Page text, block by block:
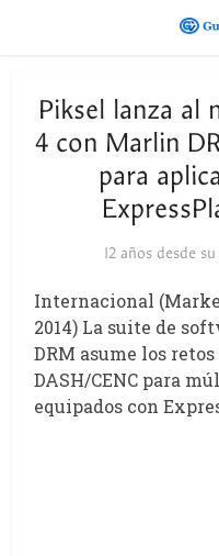
Piksel lanza al
4 con Marlin
para
12 años desde
Internacional
2014) La suite de
DRM asume los
DASH/CENC para
equipados con